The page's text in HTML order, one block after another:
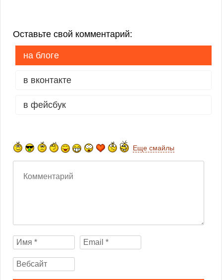
Оставьте свой комментарий:
на блоге
в вконтакте
в фейсбук
Еще смайлы